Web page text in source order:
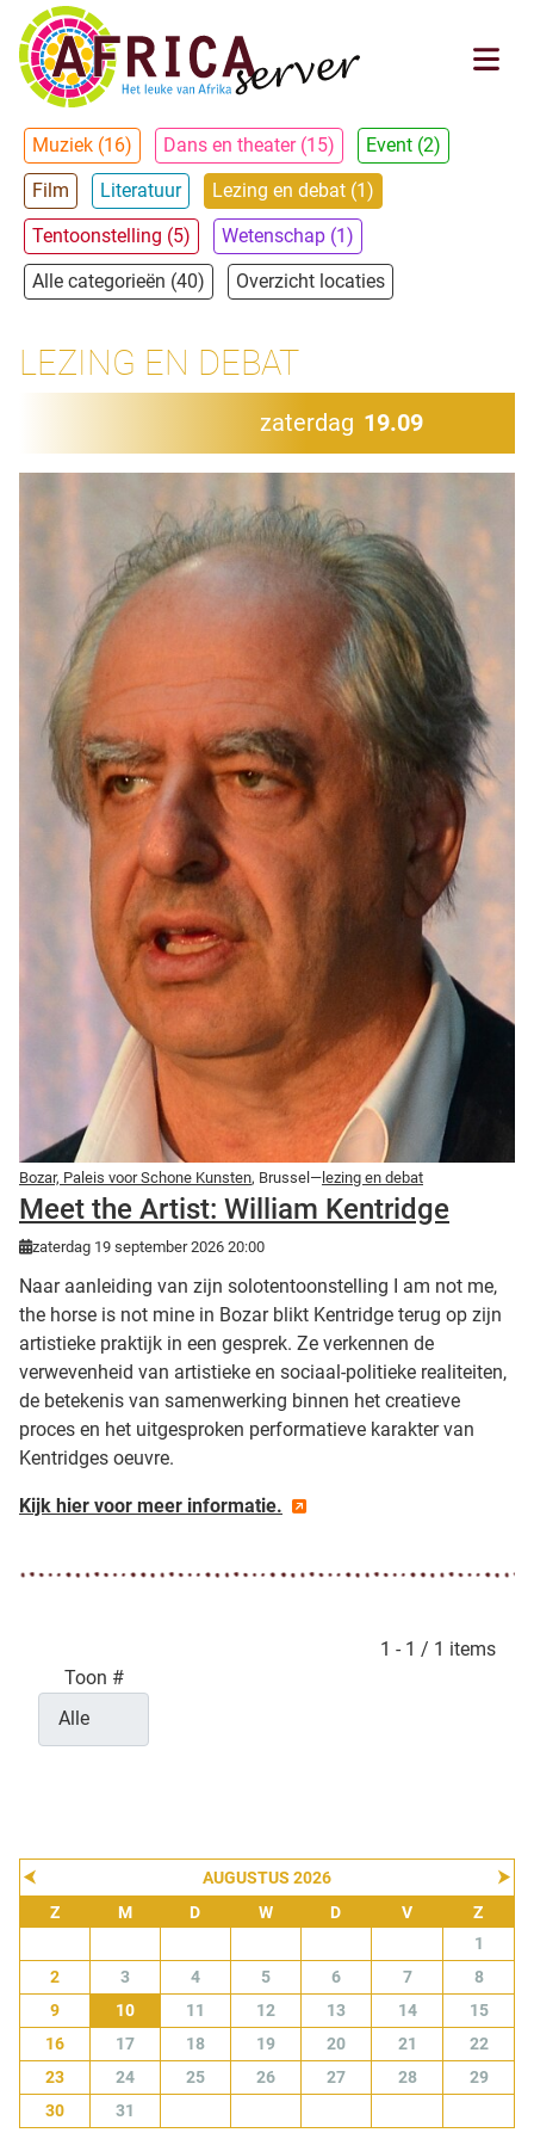
Muziek (16) Dans en theater (15)
Event (2)
Film
Literatuur
Lezing en debat (1)
Tentoonstelling (5)
Wetenschap (1)
Alle categorieën (40)
Overzicht locaties
LEZING EN DEBAT
zaterdag 19.09
Bozar, Paleis voor Schone Kunsten, Brussel— lezing en debat
Meet the Artist: William Kentridge
zaterdag 19 september 2026 20:00
Naar aanleiding van zijn solotentoonstelling I am not me,
the horse is not mine in Bozar blikt Kentridge terug op zijn
artistieke praktijk in een gesprek. Ze verkennen de
verwevenheid van artistieke en sociaal-politieke realiteiten,
de betekenis van samenwerking binnen het creatieve
proces en het uitgesproken performatieve karakter van
Kentridges oeuvre.
Kijk hier voor meer informatie.
1 - 1 / 1 items
Toon #
⮜ AUGUSTUS 2026 ⮞
Z M D W D V
Z
1
2
3 4 5 6 7
8
9
10 11 12 13 14
15
16
17 18 19 20 21
22
23
24 25 26 27 28
29
30
31